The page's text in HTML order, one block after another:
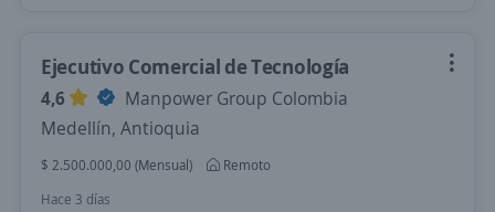
Ejecutivo Comercial de Tecnología
4,6
Manpower Group Colombia
Medellín, Antioquia
$ 2.500.000,00 (Mensual)
Remoto
Hace 3 días